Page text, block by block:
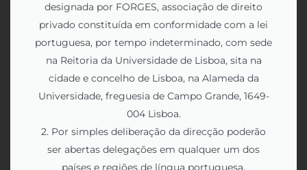
designada por FORGES, associação de direito
privado constituída em conformidade com a lei
portuguesa, por tempo indeterminado, com sede
na Reitoria da Universidade de Lisboa, sita na
cidade e concelho de Lisboa, na Alameda da
Universidade, freguesia de Campo Grande, 1649-
004 Lisboa.
2. Por simples deliberação da direcção poderão
ser abertas delegações em qualquer um dos
países e regiões de língua portuguesa.